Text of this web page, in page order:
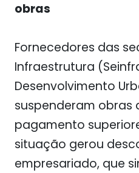
obras
Fornecedores das
Infraestrutura
Desenvolvimento
suspenderam obras
pagamento
situação gerou
empresariado, que